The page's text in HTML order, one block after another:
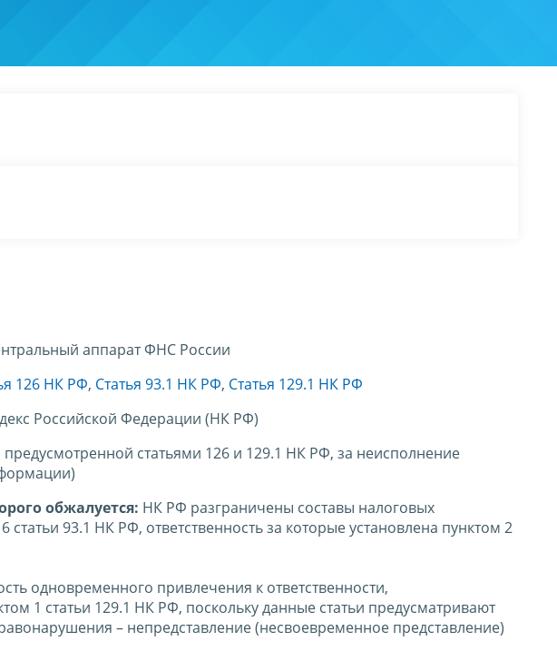
аппарат ФНС России
126 НК РФ, Статья 93.1 НК РФ, Статья 129.1 НК РФ
Российской Федерации (НК РФ)
предусмотренной статьями 126 и 129.1 НК РФ, за неисполнение
обжалуется: НК РФ разграничены составы налоговых
93.1 НК РФ, ответственность за которые установлена пунктом 2
одновременного привлечения к ответственности,
1 статьи 129.1 НК РФ, поскольку данные статьи предусматривают
– непредставление (несвоевременное представление)